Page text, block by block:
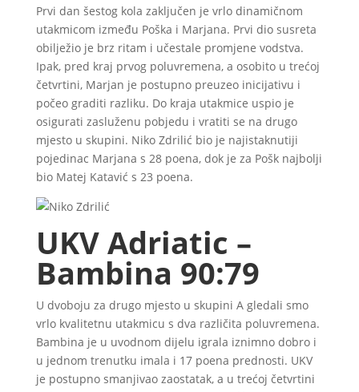
Prvi dan šestog kola zaključen je vrlo dinamičnom
utakmicom između Poška i Marjana. Prvi dio susreta
obilježio je brz ritam i učestale promjene vodstva.
Ipak, pred kraj prvog poluvremena, a osobito u trećoj
četvrtini, Marjan je postupno preuzeo inicijativu i
počeo graditi razliku. Do kraja utakmice uspio je
osigurati zasluženu pobjedu i vratiti se na drugo
mjesto u skupini. Niko Zdrilić bio je najistaknutiji
pojedinac Marjana s 28 poena, dok je za Pošk najbolji
bio Matej Katavić s 23 poena.
UKV Adriatic –
Bambina 90:79
U dvoboju za drugo mjesto u skupini A gledali smo
vrlo kvalitetnu utakmicu s dva različita poluvremena.
Bambina je u uvodnom dijelu igrala iznimno dobro i
u jednom trenutku imala i 17 poena prednosti. UKV
je postupno smanjivao zaostatak, a u trećoj četvrtini